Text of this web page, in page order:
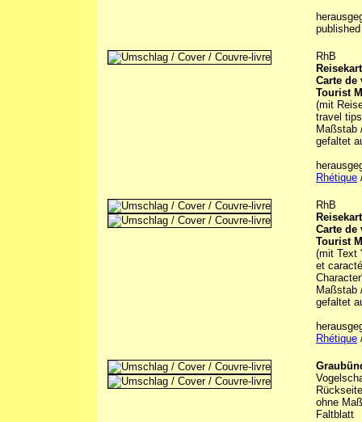
RhB
Carte de
Tourist
(mit
travel
Maßstab
gefaltet
Rhétique
RhB
Carte de
Tourist
(mit Text
et
Maßstab
gefaltet
Rhétique
ohne
Faltblatt